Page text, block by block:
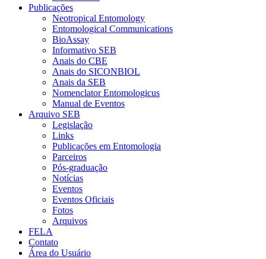
Publicações
Neotropical Entomology
Entomological Communications
BioAssay
Informativo SEB
Anais do CBE
Anais do SICONBIOL
Anais da SEB
Nomenclator Entomologicus
Manual de Eventos
Arquivo SEB
Legislação
Links
Publicações em Entomologia
Parceiros
Pós-graduação
Notícias
Eventos
Eventos Oficiais
Fotos
Arquivos
FELA
Contato
Área do Usuário